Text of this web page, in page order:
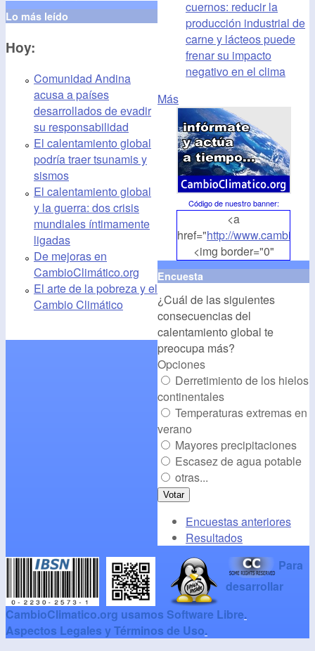
Lo más leído
Hoy:
Comunidad Andina
acusa a países
desarrollados de evadir
su responsabilidad
El calentamiento global
podría traer tsunamis y
sismos
El calentamiento global
y la guerra: dos crisis
mundiales íntimamente
ligadas
De mejoras en
CambioClimático.org
El arte de la pobreza y el
Cambio Climático
cuernos: reducir la
producción industrial de
carne y lácteos puede
frenar su impacto
negativo en el clima
Más
Código de nuestro banner:
<a
href="http://
<img border="0"
align="middle"
src="http://
alt="CambioClimatico.org"
/></a>
Encuesta
¿Cuál de las siguientes
consecuencias del
calentamiento global te
preocupa más?
Opciones
Derretimiento de los hielos
continentales
Temperaturas extremas en
verano
Mayores precipitaciones
Escasez de agua potable
otras...
Encuestas anteriores
Resultados
Para
desarrollar
CambioClimatico.org usamos Software Libre.
Aspectos Legales y Términos de Uso.